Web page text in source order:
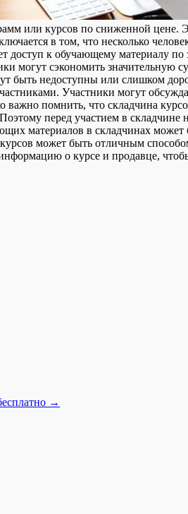
или курсов по сниженной цене.
в том, что несколько
доступ к обучающему материалу
могут сэкономить значительную
быть недоступны или слишком
Участники могут
помнить, что складчина
перед участием в
материалов в складчинах
может быть отличным
о курсе и продавце,
→